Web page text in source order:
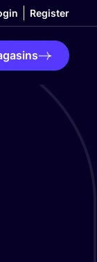
Register